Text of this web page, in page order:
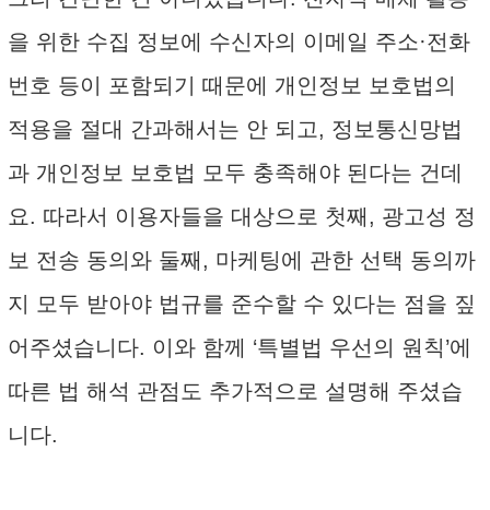
을 위한 수집 정보에 수신자의 이메일 주소·전화
번호 등이 포함되기 때문에 개인정보 보호법의
적용을 절대 간과해서는 안 되고, 정보통신망법
과 개인정보 보호법 모두 충족해야 된다는 건데
요. 따라서 이용자들을 대상으로 첫째, 광고성 정
보 전송 동의와 둘째, 마케팅에 관한 선택 동의까
지 모두 받아야 법규를 준수할 수 있다는 점을 짚
어주셨습니다. 이와 함께 ‘특별법 우선의 원칙’에
따른 법 해석 관점도 추가적으로 설명해 주셨습
니다.